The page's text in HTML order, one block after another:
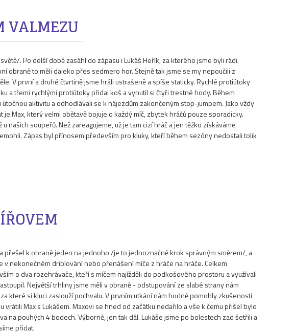
VALMEZU
. Po delší době zasáhl do zápasu i Lukáš Heřík, za kterého jsme byli rádi.
obraně to měli daleko přes sedmero hor. Stejně tak jsme se my nepoučili z
V první a druhé čtvrtině jsme hráli ustrašeně a spíše staticky. Rychlé protiútoky
a třemi rychlými protiútoky přidal koš a vynutil si čtyři trestné hody. Během
aktivitu a odhodlávali se k nájezdům zakončeným stop-jumpem. Jako vždy
Max, který velmi obětavě bojuje o každý míč, zbytek hráčů pouze sporadicky.
soupeřů. Než zareagujeme, už je tam cizí hráč a jen těžko získáváme
Zápas byl přínosem především pro kluky, kteří během sezóny nedostali tolik
k obraně jeden na jednoho /je to jednoznačně krok správným směrem/, a
nekonečném driblování nebo přenášení míče z hráče na hráče. Celkem
o dva rozehrávače, kteří s míčem najížděli do podkošového prostoru a využívali
Největší trhliny jsme měli v obraně - odstupování ze slabé strany nám
které si kluci zaslouží pochvalu. V prvním utkání nám hodně pomohly zkušenosti
Max s Lukášem. Maxovi se hned od začátku nedařilo a vše k čemu přišel bylo
pouhých 4 bodech. Výborně, jen tak dál. Lukáše jsme po bolestech zad šetřili a
přidat.